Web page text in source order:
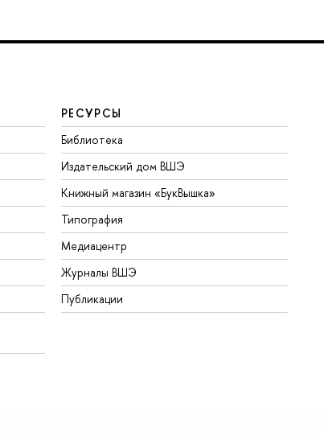
РЕСУРСЫ
Библиотека
Издательский дом ВШЭ
Книжный магазин «БукВышка»
Типография
Медиацентр
Журналы ВШЭ
Публикации